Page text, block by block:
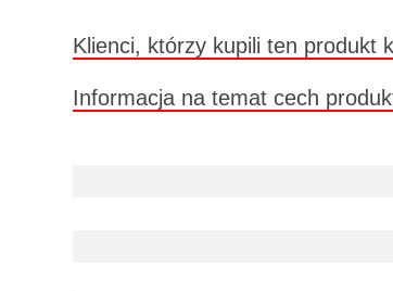
Klienci, którzy kupili ten produkt
Informacja na temat cech